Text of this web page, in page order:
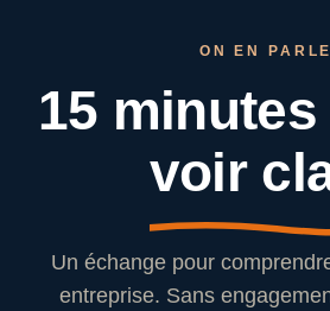
ON EN PARLE
15
voir
Un échange pour
entreprise. Sans